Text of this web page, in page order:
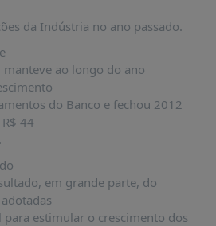
da Indústria no ano passado.
manteve ao longo do ano
do Banco e fechou 2012
44
em grande parte, do
para estimular o crescimento dos